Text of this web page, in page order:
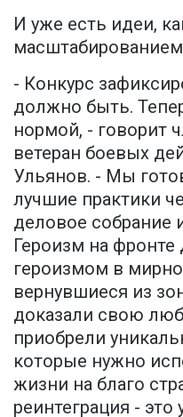
И уже есть идеи,
- Конкурс
должно быть.
нормой, - говорит
ветеран боевых
Ульянов. - Мы
лучшие практики
деловое собрание
Героизм на
героизмом в
вернувшиеся из
доказали свою
приобрели
которые нужно
жизни на благо
реинтеграция - это